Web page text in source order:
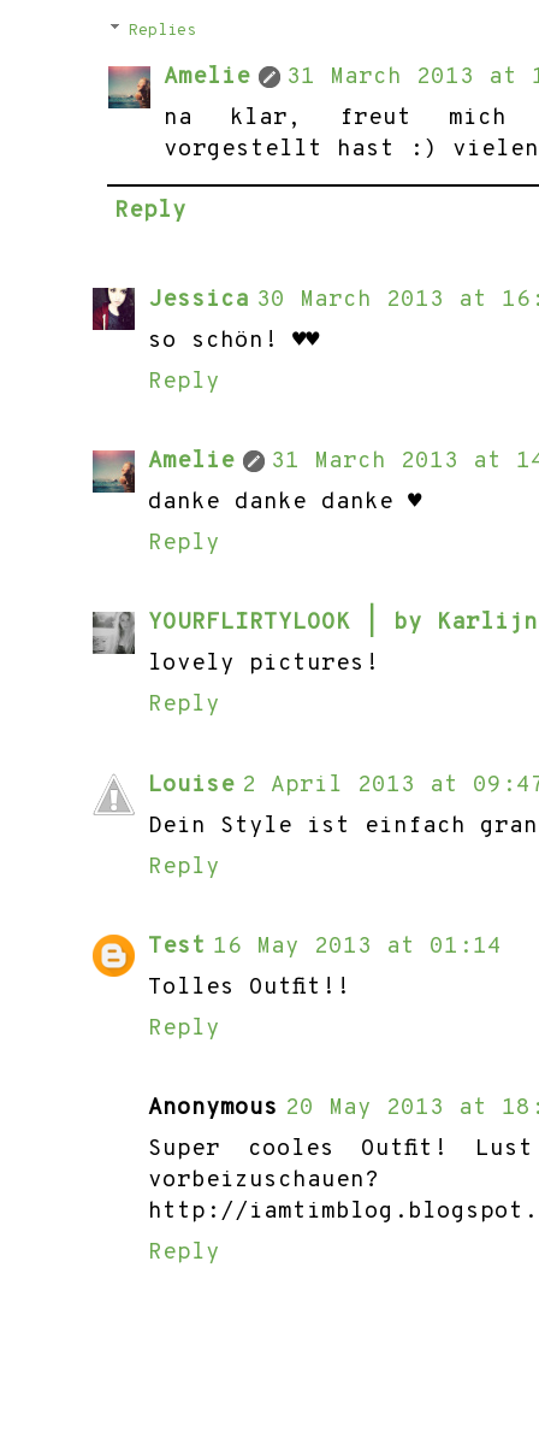
Replies
Amelie
31 March 2013 at
na klar, freut mich
vorgestellt hast :) vielen
Reply
Jessica 30 March 2013 at
so schön! ♥♥
Reply
Amelie
31 March 2013 at
danke danke danke ♥
Reply
YOURFLIRTYLOOK | by
lovely pictures!
Reply
Louise 2 April 2013 at
Dein Style ist einfach
Reply
Test 16 May 2013 at 01:14
Tolles Outfit!!
Reply
Anonymous 20 May 2013 at
Super cooles Outfit!
http://
Reply